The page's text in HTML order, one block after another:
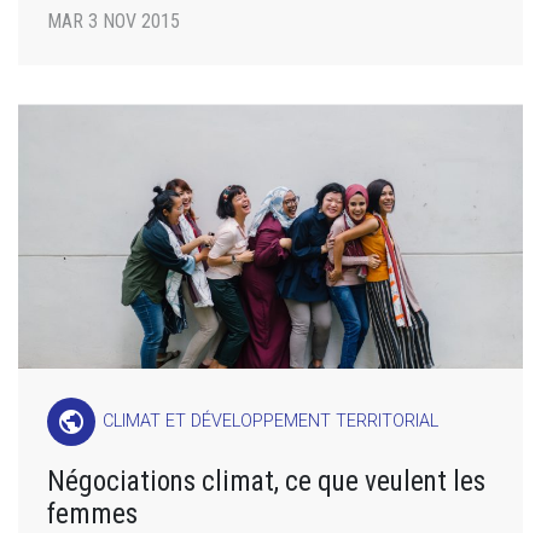
MAR 3 NOV 2015
public CLIMAT ET DÉVELOPPEMENT TERRITORIAL
Négociations climat, ce que veulent les
femmes